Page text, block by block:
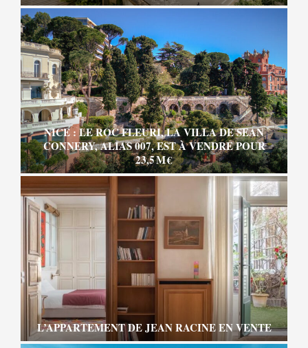
NICE : LE ROC FLEURI, LA VILLA DE SEAN
CONNERY, ALIAS 007, EST À VENDRE POUR
23,5 M €
L’APPARTEMENT DE JEAN RACINE EN VENTE